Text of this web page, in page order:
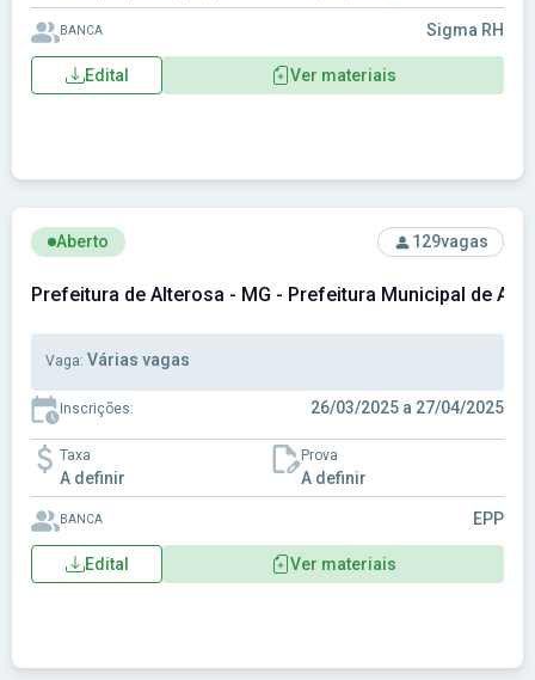
BANCA Sigma RH
Edital Ver materiais
Ver concurso: Prefeitura de Alterosa - MG - Prefeitura
Aberto 129vagas
Prefeitura de Alterosa - MG - Prefeitura Municipal de
Vaga: Várias vagas
Inscrições: 26/03/2025 a 27/04/2025
Taxa
A definir
Prova
A definir
BANCA EPP
Edital Ver materiais